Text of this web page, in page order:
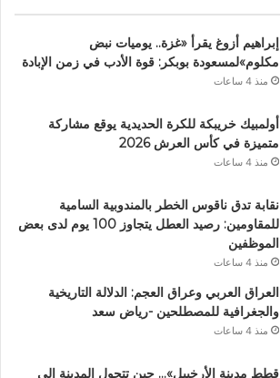
إبراهيم أزوغ يقرأ «غزة.. يوميات نبض
مكلوم»لمسعودة بوبكر: قوة الأدب في زمن الإبادة
منذ 4 ساعات
أولمبيك خريبكة للكرة الحديدية يوقع مشاركة
متميزة في كأس العرش 2026
منذ 4 ساعات
نقابة تدق ناقوس الخطر بالمندوبية السامية
للمقاومين: رصيد العطل يتجاوز 100 يوم لدى بعض
الموظفين
منذ 4 ساعات
العراق العربي وعراق العجم: الدلالة التاريخية
والجغرافية للمصطلحين -رياض سعد
منذ 4 ساعات
قطط مدينة الأرخبيل»… حين تتحول المدينة إلى